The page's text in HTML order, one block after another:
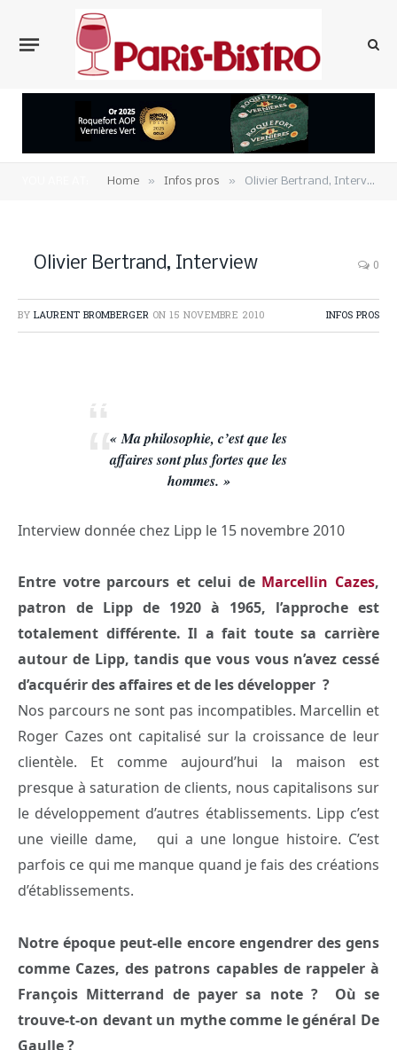
Home » Infos pros » Olivier Bertrand, Interview
Olivier Bertrand, Interview 0
BY LAURENT BROMBERGER ON 15 NOVEMBRE 2010 INFOS PROS
« Ma philosophie, c’est que les
affaires sont plus fortes que les
hommes. »
Interview donnée chez Lipp le 15 novembre 2010
Entre votre parcours et celui de Marcellin Cazes,
patron de Lipp de 1920 à 1965, l’approche est
totalement différente. Il a fait toute sa carrière
autour de Lipp, tandis que vous vous n’avez cessé
d’acquérir des affaires et de les développer ?
Nos parcours ne sont pas incompatibles. Marcellin et
Roger Cazes ont capitalisé sur la croissance de leur
clientèle. Et comme aujourd’hui la maison est
presque à saturation de clients, nous capitalisons sur
le développement d’autres établissements. Lipp c’est
une vieille dame, qui a une longue histoire. C’est
parfois ce qui me manque quand je fais des créations
d’établissements.
Notre époque peut-elle encore engendrer des gens
comme Cazes, des patrons capables de rappeler à
François Mitterrand de payer sa note ? Où se
trouve-t-on devant un mythe comme le général De
Gaulle ?